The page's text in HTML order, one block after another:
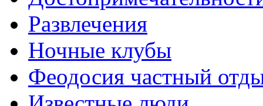
Развлечения
Ночные клубы
Феодосия частный